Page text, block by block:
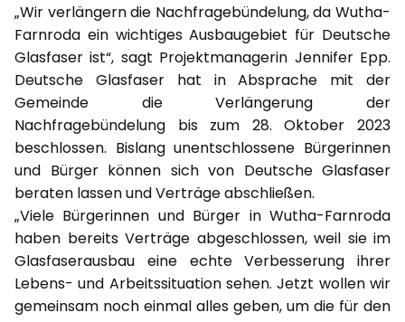
„Wir verlängern die Nachfragebündelung, da Wutha-
Farnroda ein wichtiges Ausbaugebiet für Deutsche
Glasfaser ist“, sagt Projektmanagerin Jennifer Epp.
Deutsche Glasfaser hat in Absprache mit der
Gemeinde die Verlängerung der
Nachfragebündelung bis zum 28. Oktober 2023
beschlossen. Bislang unentschlossene Bürgerinnen
und Bürger können sich von Deutsche Glasfaser
beraten lassen und Verträge abschließen.
„Viele Bürgerinnen und Bürger in Wutha-Farnroda
haben bereits Verträge abgeschlossen, weil sie im
Glasfaserausbau eine echte Verbesserung ihrer
Lebens- und Arbeitssituation sehen. Jetzt wollen wir
gemeinsam noch einmal alles geben, um die für den